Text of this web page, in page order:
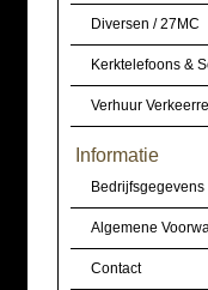
Diversen / 27MC
Kerktelefoons &
Verhuur
Informatie
Bedrijfsgegevens
Algemene
Contact